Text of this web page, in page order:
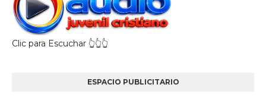
Clic para Escuchar 👆👆👆
ESPACIO PUBLICITARIO